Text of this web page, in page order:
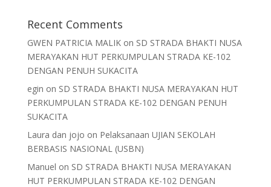
Recent Comments
GWEN PATRICIA MALIKon SD STRADA BHAKTI NUSA
MERAYAKAN HUT PERKUMPULAN STRADA KE-102
DENGAN PENUH SUKACITA
egin on SD STRADA BHAKTI NUSA MERAYAKAN HUT
PERKUMPULAN STRADA KE-102 DENGAN PENUH
SUKACITA
Laura dan jojo on Pelaksanaan UJIAN SEKOLAH
BERBASIS NASIONAL (USBN)
Manuel on SD STRADA BHAKTI NUSA MERAYAKAN
HUT PERKUMPULAN STRADA KE-102 DENGAN